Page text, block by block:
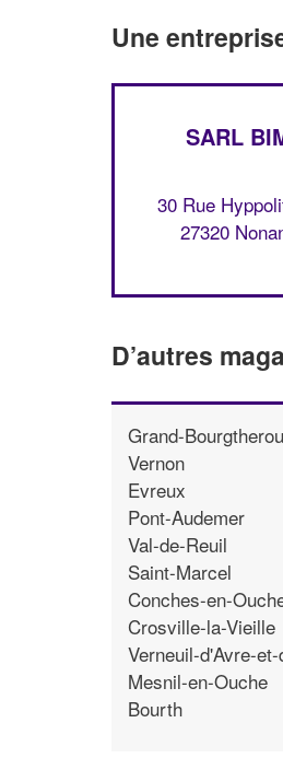
Une
SARL
30 Rue
27320
D’autres
Grand-
Vernon
Evreux
Pont-Audemer
Val-de-Reuil
Saint-Marcel
Conches-en-
Crosville-la-Vieille
Verneuil-d'Avre-
Mesnil-en-Ouche
Bourth